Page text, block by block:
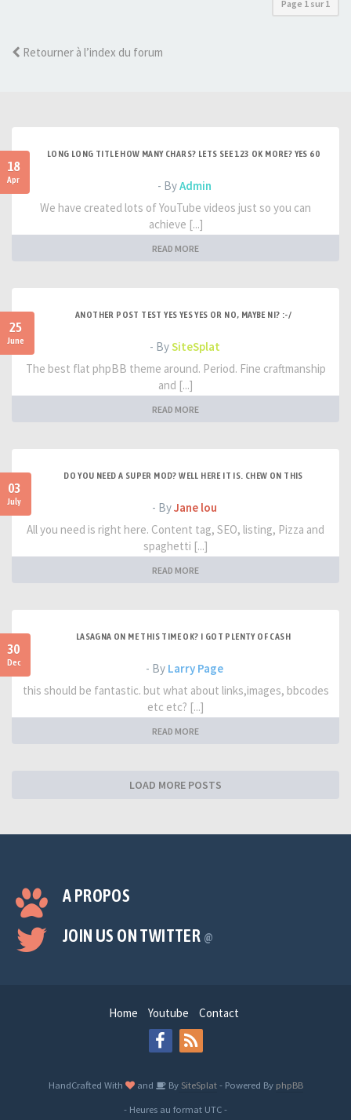
Page 1 sur1
Retourner à l’index du forum
18
Apr
LONG LONG TITLE HOW MANY CHARS? LETS SEE 123 OK MORE? YES 60
- ByAdmin
We have created lots of YouTube videos just so you can
achieve [...]
READ MORE
25
June
ANOTHER POST TEST YES YES YES OR NO, MAYBE NI? :-/
- BySiteSplat
The best flat phpBB theme around. Period. Fine craftmanship
and [...]
READ MORE
03
July
DO YOU NEED A SUPER MOD? WELL HERE IT IS. CHEW ON THIS
- ByJane lou
All you need is right here. Content tag, SEO, listing, Pizza and
spaghetti [...]
READ MORE
30
Dec
LASAGNA ON ME THIS TIME OK? I GOT PLENTY OF CASH
- By Larry Page
this should be fantastic. but what about links,images, bbcodes
etc etc? [...]
READ MORE
LOAD MORE POSTS
A PROPOS
JOIN US ON TWITTER @
Home Youtube Contact
HandCrafted With and BySiteSplat- Powered By phpBB
- Heures au format UTC-